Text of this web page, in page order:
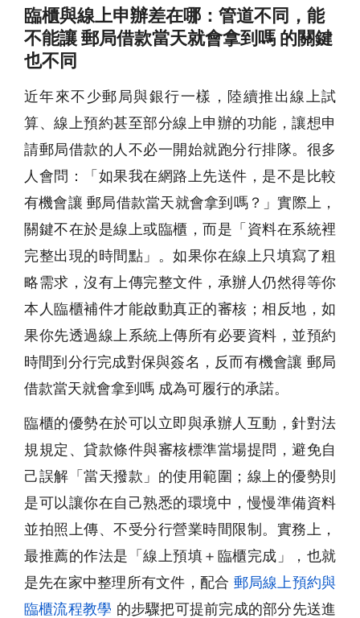
臨櫃與線上申辦差在哪：管道不同，能
不能讓 郵局借款當天就會拿到嗎 的關鍵
也不同
近年來不少郵局與銀行一樣，陸續推出線上試
算、線上預約甚至部分線上申辦的功能，讓想申
請郵局借款的人不必一開始就跑分行排隊。很多
人會問：「如果我在網路上先送件，是不是比較
有機會讓 郵局借款當天就會拿到嗎？」實際上，
關鍵不在於是線上或臨櫃，而是「資料在系統裡
完整出現的時間點」。如果你在線上只填寫了粗
略需求，沒有上傳完整文件，承辦人仍然得等你
本人臨櫃補件才能啟動真正的審核；相反地，如
果你先透過線上系統上傳所有必要資料，並預約
時間到分行完成對保與簽名，反而有機會讓 郵局
借款當天就會拿到嗎 成為可履行的承諾。
臨櫃的優勢在於可以立即與承辦人互動，針對法
規規定、貸款條件與審核標準當場提問，避免自
己誤解「當天撥款」的使用範圍；線上的優勢則
是可以讓你在自己熟悉的環境中，慢慢準備資料
並拍照上傳、不受分行營業時間限制。實務上，
最推薦的作法是「線上預填＋臨櫃完成」，也就
是先在家中整理所有文件，配合 郵局線上預約與
臨櫃流程教學 的步驟把可提前完成的部分先送進